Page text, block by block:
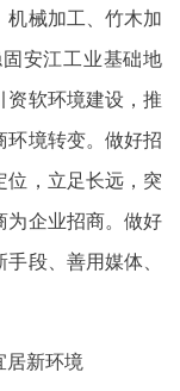
械加工、竹木加
安江工业基础地
软环境建设，推
境转变。做好招
，立足长远，突
为企业招商。做好
段、善用媒体、
居新环境